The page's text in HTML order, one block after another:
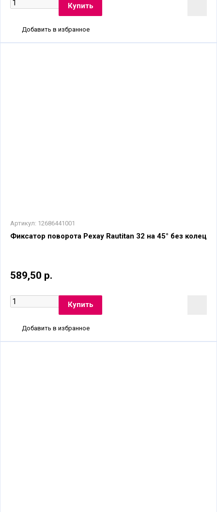
Добавить в избранное
Артикул: 12686441001
Фиксатор поворота Рехау Rautitan 32 на 45° без колец
589,50 р.
Добавить в избранное